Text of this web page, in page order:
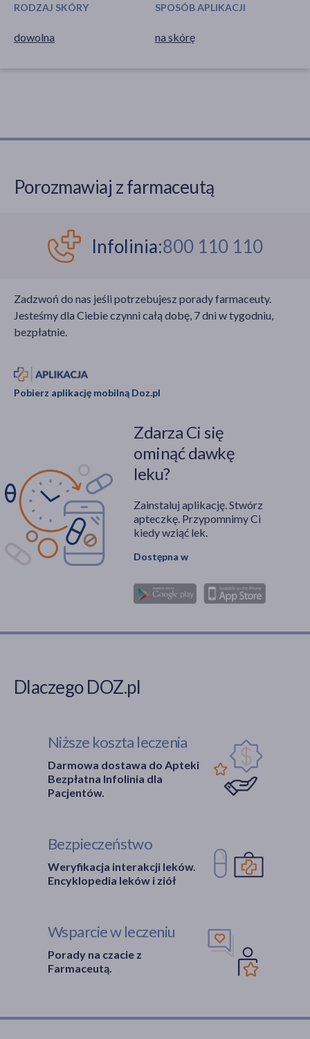
RODZAJ SKÓRY
dowolna
SPOSÓB APLIKACJI
na skórę
Porozmawiaj z farmaceutą
Infolinia:800 110 110
Zadzwoń do nas jeśli potrzebujesz porady farmaceuty.
Jesteśmy dla Ciebie czynni całą dobę, 7 dni w tygodniu,
bezpłatnie.
Pobierz aplikację mobilną Doz.pl
Zdarza Ci się
ominąć dawkę
leku?
Zainstaluj aplikację. Stwórz
apteczkę. Przypomnimy Ci
kiedy wziąć lek.
Dostępna w
Dlaczego DOZ.pl
Niższe koszta leczenia
Darmowa dostawa do Apteki
Bezpłatna Infolinia dla
Pacjentów.
Bezpieczeństwo
Weryfikacja interakcji leków.
Encyklopedia leków i ziół
Wsparcie w leczeniu
Porady na czacie z
Farmaceutą.